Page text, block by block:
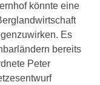
könnte eine
Es
bereits
Peter